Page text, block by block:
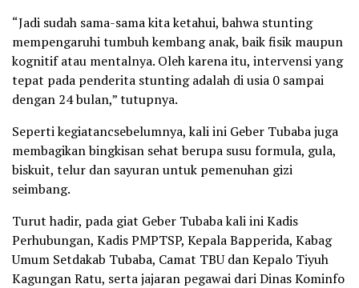
“Jadi sudah sama-sama kita ketahui, bahwa stunting
mempengaruhi tumbuh kembang anak, baik fisik maupun
kognitif atau mentalnya. Oleh karena itu, intervensi yang
tepat pada penderita stunting adalah di usia 0 sampai
dengan 24 bulan,” tutupnya.
Seperti kegiatancsebelumnya, kali ini Geber Tubaba juga
membagikan bingkisan sehat berupa susu formula, gula,
biskuit, telur dan sayuran untuk pemenuhan gizi
seimbang.
Turut hadir, pada giat Geber Tubaba kali ini Kadis
Perhubungan, Kadis PMPTSP, Kepala Bapperida, Kabag
Umum Setdakab Tubaba, Camat TBU dan Kepalo Tiyuh
Kagungan Ratu, serta jajaran pegawai dari Dinas Kominfo